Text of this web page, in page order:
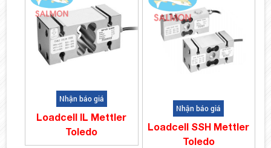
Nhận báo giá
Loadcell IL Mettler
Toledo
Nhận báo giá
Loadcell SSH Mettler
Toledo